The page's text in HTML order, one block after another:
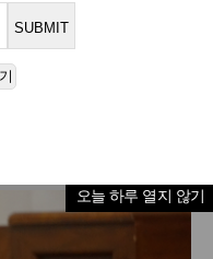
오늘 하루 열지 않기